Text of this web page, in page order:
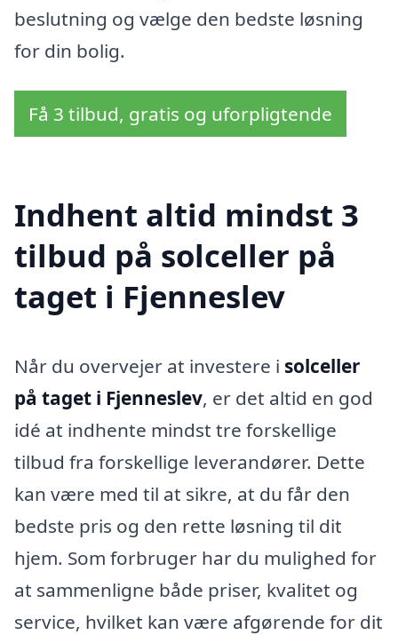
beslutning og vælge den bedste løsning
for din bolig.
Få 3 tilbud, gratis og uforpligtende
Indhent altid mindst 3
tilbud på solceller på
taget i Fjenneslev
Når du overvejer at investere i solceller
på taget i Fjenneslev, er det altid en god
idé at indhente mindst tre forskellige
tilbud fra forskellige leverandører. Dette
kan være med til at sikre, at du får den
bedste pris og den rette løsning til dit
hjem. Som forbruger har du mulighed for
at sammenligne både priser, kvalitet og
service, hvilket kan være afgørende for dit